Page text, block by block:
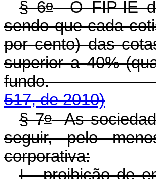
§ 6oO FIP-IE
sendo que cada
por cento) das
superior a 40%
517, de 2010)
§ 7oAs
seguir, pelo
corporativa:
I - proibição de